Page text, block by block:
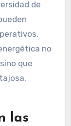
de
no
que
las